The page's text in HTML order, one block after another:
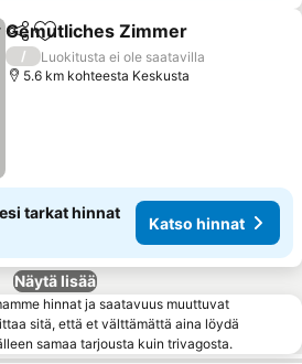
Jaa Lisää suosikkeihin
Gemutliches Zimmer
/
Luokitusta ei ole saatavilla
5.6 km kohteesta Keskusta
tarkat hinnat
Katso hinnat
Näytä lisää
hinnat ja saatavuus muuttuvat
sitä, että et välttämättä aina löydä
samaa tarjousta kuin trivagosta.